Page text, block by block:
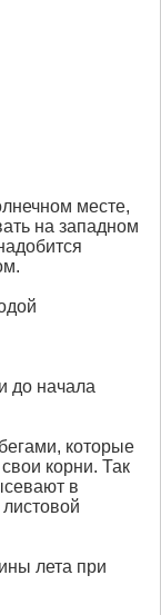
месте,
на западном
до начала
которые
корни. Так
в
лета при